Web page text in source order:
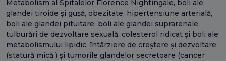
Metabolism al Spitalelor Florence Nightingale, boli ale
glandei tiroide și gușă, obezitate, hipertensiune arterială,
boli ale glandei pituitare, boli ale glandei suprarenale,
tulburări de dezvoltare sexuală, colesterol ridicat și boli ale
metabolismului lipidic, întârziere de creștere și dezvoltare
(statură mică ) și tumorile glandelor secretoare (cancer